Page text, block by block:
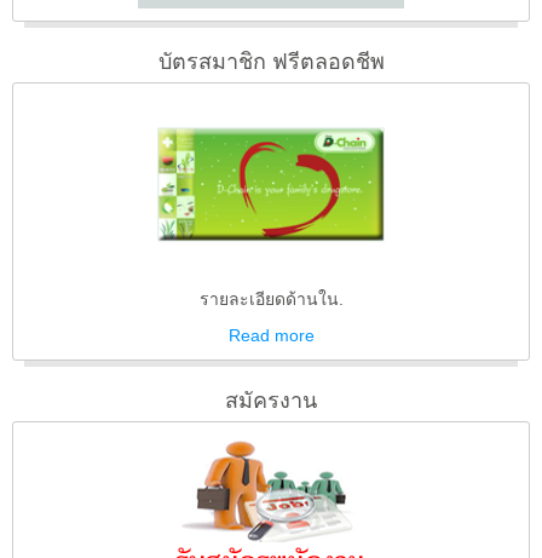
บัตรสมาชิก ฟรีตลอดชีพ
รายละเอียดด้านใน.
Read more
สมัครงาน